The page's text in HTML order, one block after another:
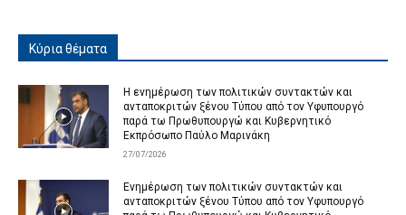
Κύρια θέματα
Η ενημέρωση των πολιτικών συντακτών και
ανταποκριτών ξένου Τύπου από τον Υφυπουργό
παρά τω Πρωθυπουργώ και Κυβερνητικό
Εκπρόσωπο Παύλο Μαρινάκη
27/07/2026
Ενημέρωση των πολιτικών συντακτών και
ανταποκριτών ξένου Τύπου από τον Υφυπουργό